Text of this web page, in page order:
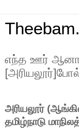
எந்த ஊர்
அரியலூர்(
தமிழ்நாடு